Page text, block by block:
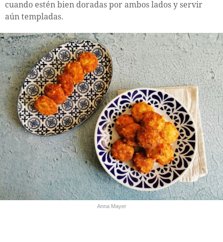
cuando estén bien doradas por ambos lados y servir
aún templadas.
Anna Mayer